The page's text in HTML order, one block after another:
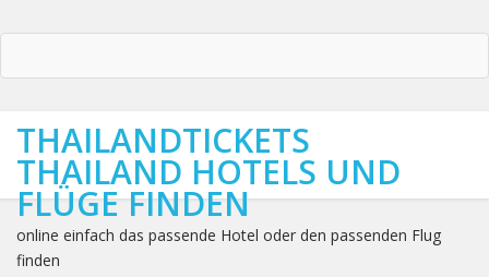
THAILANDTICKETS
THAILAND HOTELS UND
FLÜGE FINDEN
online einfach das passende Hotel oder den passenden Flug
finden